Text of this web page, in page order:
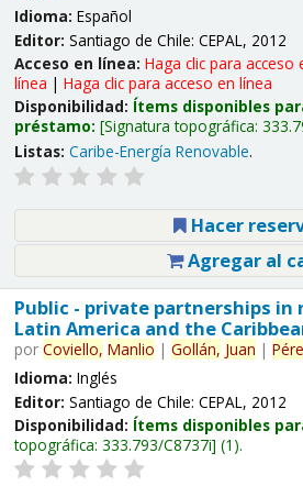
Idioma: Español
Editor: Santiago de Chile: CEPAL, 2012
Acceso en línea: Haga clic para acceso
línea | Haga clic para acceso en línea
Disponibilidad: Ítems disponibles
préstamo: Signatura topográfica:
Listas: Caribe-Energía Renovable.
Hacer
Agregar al
Public - private partnerships in
Latin America and the
por Coviello, Manlio | Gollán, Juan |
Idioma: Inglés
Editor: Santiago de Chile: CEPAL, 2012
Disponibilidad: Ítems disponibles
topográfica: 333.793/C8737i (1).